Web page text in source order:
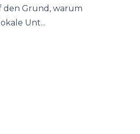
den Grund, warum
Unt...